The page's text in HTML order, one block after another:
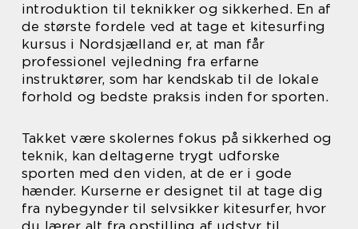
introduktion til teknikker og sikkerhed. En af
de største fordele ved at tage et kitesurfing
kursus i Nordsjælland er, at man får
professionel vejledning fra erfarne
instruktører, som har kendskab til de lokale
forhold og bedste praksis inden for sporten.
Takket være skolernes fokus på sikkerhed og
teknik, kan deltagerne trygt udforske
sporten med den viden, at de er i gode
hænder. Kurserne er designet til at tage dig
fra nybegynder til selvsikker kitesurfer, hvor
du lærer alt fra opstilling af udstyr til